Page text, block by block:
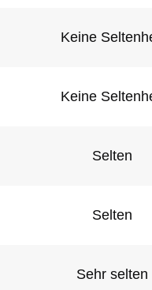
Keine
Keine
Selten
Selten
Sehr selten